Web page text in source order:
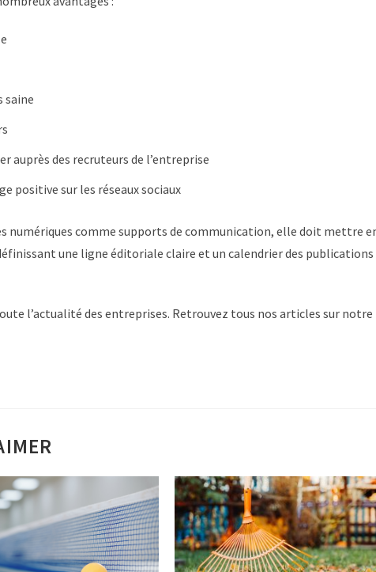
saine
auprès des recruteurs de l’entreprise
positive sur les réseaux sociaux
numériques comme supports de communication, elle doit mettre
une ligne éditoriale claire et un calendrier des publications
l’actualité des entreprises. Retrouvez tous nos articles sur notre